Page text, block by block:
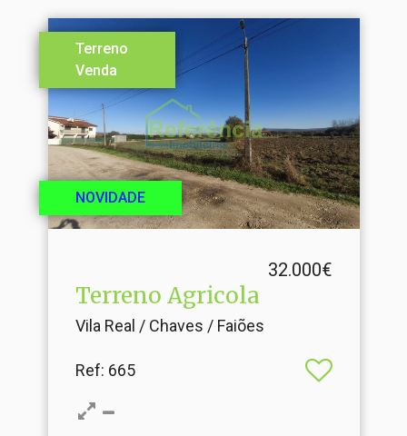
Terreno
Venda
NOVIDADE
32.000€
Terreno Agricola
Vila Real / Chaves / Faiões
Ref: 665